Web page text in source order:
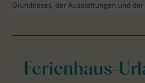
Grundrisses, der Ausstattungen und
Ferienhaus-